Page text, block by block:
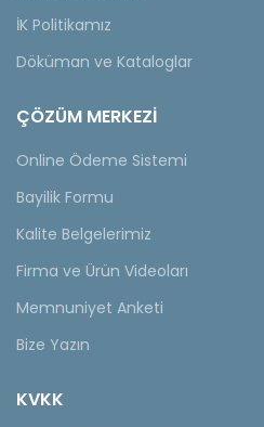
İK Politikamız
Döküman ve Kataloglar
ÇÖZÜM MERKEZİ
Online Ödeme Sistemi
Bayilik Formu
Kalite Belgelerimiz
Firma ve Ürün Videoları
Memnuniyet Anketi
Bize Yazın
KVKK